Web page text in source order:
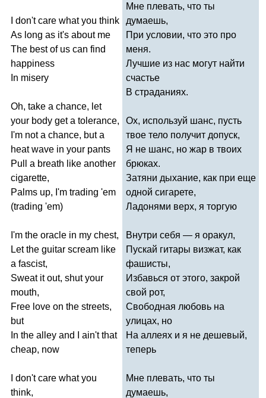
don't care what you think
As long as it's about me
The best of us can find
happiness
In misery
Oh, take a chance, let
your body get a tolerance,
I'm not a chance, but a
heat wave in your pants
Pull
a breath like another
cigarette,
Palms up, I'm trading 'em
(trading 'em)
I'm the oracle in my chest,
Let the guitar scream like
a fascist,
Sweat it out, shut your
mouth,
Free love on the streets,
but
In the alley and ain't that
cheap, now
don't care what you
think,
Мне плевать, что ты
думаешь,
При условии, что это про
меня.
Лучшие из нас могут найти
счастье
В страданиях.
Ох, используй шанс, пусть
твое тело получит допуск,
Я не шанс, но жар в твоих
брюках.
Затяни дыхание, как при еще
одной сигарете,
Ладонями верх, я торгую
Внутри себя — я оракул,
Пускай гитары визжат, как
фашисты,
Избавься от этого, закрой
свой рот,
Свободная любовь на
улицах, но
На аллеях и я не дешевый,
теперь
Мне плевать, что ты
думаешь,